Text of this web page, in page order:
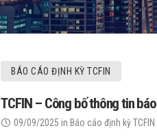
BÁO CÁO ĐỊNH KỲ TCFIN
TCFIN – Công bố thông tin
09/09/2025 in Báo cáo định kỳ TCFIN